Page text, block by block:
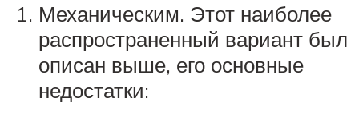
Механическим. Этот наиболее
распространенный вариант был
описан выше, его основные
недостатки: